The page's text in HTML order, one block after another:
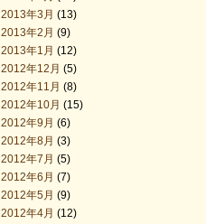
2013年3月 (13)
2013年2月 (9)
2013年1月 (12)
2012年12月 (5)
2012年11月 (8)
2012年10月 (15)
2012年9月 (6)
2012年8月 (3)
2012年7月 (5)
2012年6月 (7)
2012年5月 (9)
2012年4月 (12)